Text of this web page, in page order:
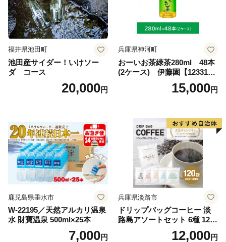
福井県池田町
池田産サイダー！いけソー
ダ コース
20,000円
兵庫県神河町
おーいお茶緑茶280ml 48本
(2ケース) 伊藤園【123317
15,000円
鹿児島県垂水市
W-22195／天然アルカリ温泉
水 財寶温泉 500ml×25本
7,000円
兵庫県淡路市
ドリップバッグコーヒー 淡
路島アソートセット 6種 120
袋 飲み比べ コーヒー
12,000円